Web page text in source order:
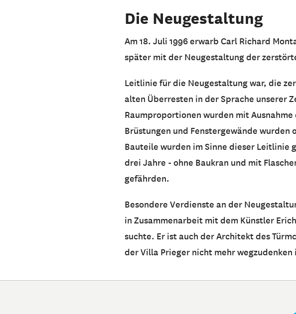
Die Neugestaltung
Am 18. Juli 1996 erwarb Carl Richard
später mit der Neugestaltung der
Leitlinie für die Neugestaltung war, die
alten Überresten in der Sprache unserer
Raumproportionen wurden mit
Brüstungen und Fenstergewände
Bauteile wurden im Sinne dieser
drei Jahre - ohne Baukran und mit
gefährden.
Besondere Verdienste an der
in Zusammenarbeit mit dem Künstler
suchte. Er ist auch der Architekt des
der Villa Prieger nicht mehr wegzudenken